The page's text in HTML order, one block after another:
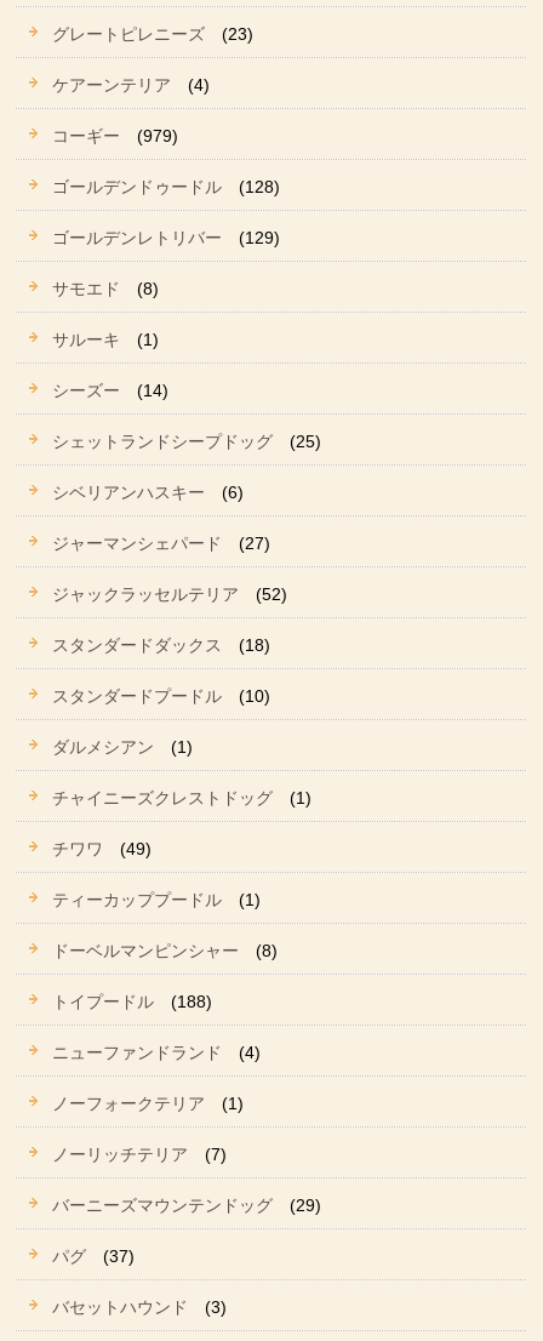
グレートピレニーズ (23)
ケアーンテリア (4)
コーギー (979)
ゴールデンドゥードル (128)
ゴールデンレトリバー (129)
サモエド (8)
サルーキ (1)
シーズー (14)
シェットランドシープドッグ (25)
シベリアンハスキー (6)
ジャーマンシェパード (27)
ジャックラッセルテリア (52)
スタンダードダックス (18)
スタンダードプードル (10)
ダルメシアン (1)
チャイニーズクレストドッグ (1)
チワワ (49)
ティーカッププードル (1)
ドーベルマンピンシャー (8)
トイプードル (188)
ニューファンドランド (4)
ノーフォークテリア (1)
ノーリッチテリア (7)
バーニーズマウンテンドッグ (29)
パグ (37)
バセットハウンド (3)